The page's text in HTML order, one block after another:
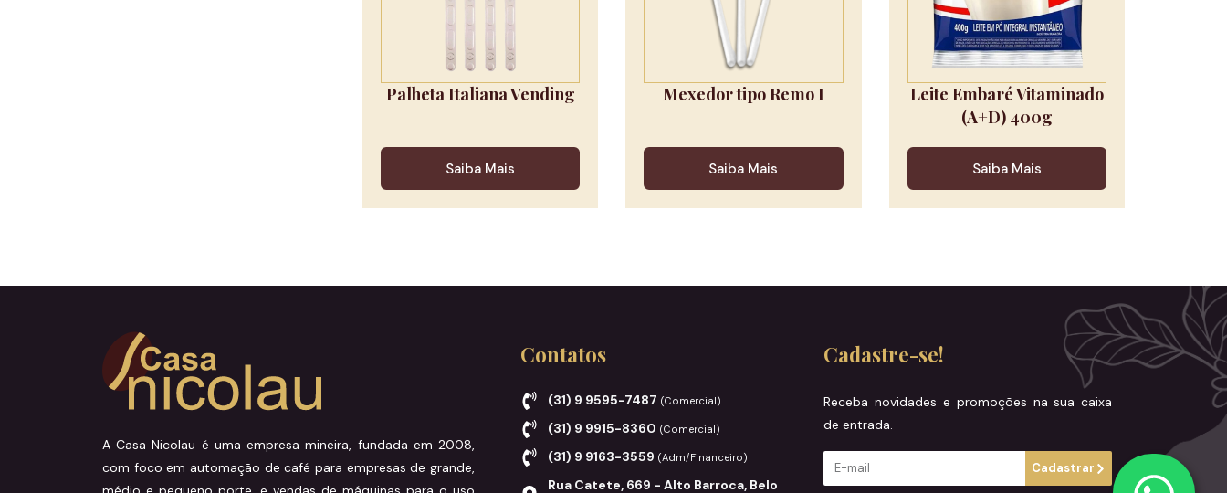
Palheta Italiana Vending
Saiba Mais
Mexedor tipo Remo I
Saiba Mais
Leite Embaré Vitaminado
(A+D) 400g
Saiba Mais
A Casa Nicolau é uma empresa mineira, fundada em 2008,
com foco em automação de café para empresas de grande,
Contatos
(31) 9 9595-7487 (Comercial)
(31) 9 9915-8360 (Comercial)
(31) 9 9163-3559 (Adm/Financeiro)
Rua Catete, 669 - Alto Barroca, Belo
Cadastre-se!
Receba novidades e promoções na sua caixa
de entrada.
Cadastrar